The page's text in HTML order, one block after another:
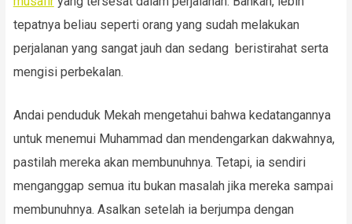
tepatnya beliau seperti orang yang sudah melakukan
perjalanan yang sangat jauh dan sedang beristirahat serta
mengisi perbekalan.
Andai penduduk Mekah mengetahui bahwa kedatangannya
untuk menemui Muhammad dan mendengarkan dakwahnya,
pastilah mereka akan membunuhnya. Tetapi, ia sendiri
menganggap semua itu bukan masalah jika mereka sampai
membunuhnya. Asalkan setelah ia berjumpa dengan